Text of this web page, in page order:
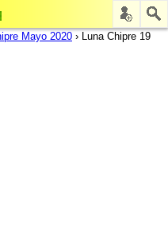
Mayo 2020 › Luna Chipre 19